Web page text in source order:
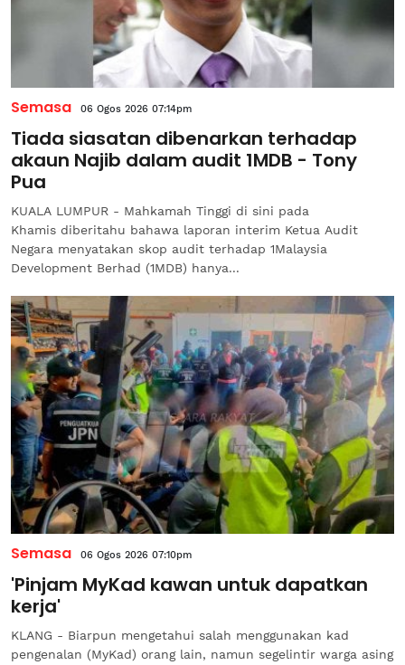
Semasa 06 Ogos 2026 07:14pm
Tiada siasatan dibenarkan terhadap
akaun Najib dalam audit 1MDB - Tony
Pua
KUALA LUMPUR - Mahkamah Tinggi di sini pada
Khamis diberitahu bahawa laporan interim Ketua Audit
Negara menyatakan skop audit terhadap 1Malaysia
Development Berhad (1MDB) hanya...
Semasa 06 Ogos 2026 07:10pm
'Pinjam MyKad kawan untuk dapatkan
kerja'
KLANG - Biarpun mengetahui salah menggunakan kad
pengenalan (MyKad) orang lain, namun segelintir warga asing